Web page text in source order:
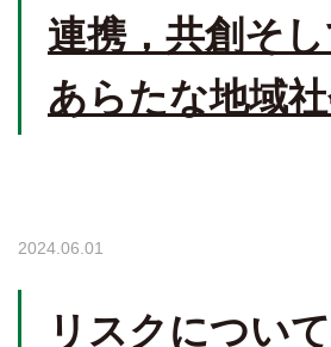
連携，共創そし
あらたな地域
2024.06.01
リスクについ